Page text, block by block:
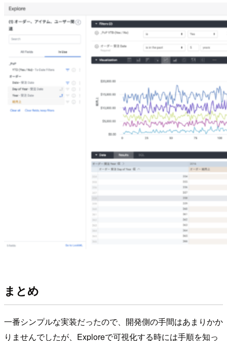
まとめ
一番シンプルな実装だったので、開発側の手間はあまりかか
りませんでしたが、Exploreで可視化する時には手順を知っ